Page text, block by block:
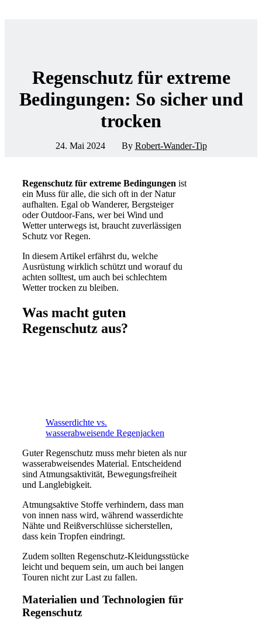
Regenschutz für extreme
Bedingungen: So sicher und
trocken
24. Mai 2024 By Robert-Wander-Tip
Regenschutz für extreme Bedingungen ist
ein Muss für alle, die sich oft in der Natur
aufhalten. Egal ob Wanderer, Bergsteiger
oder Outdoor-Fans, wer bei Wind und
Wetter unterwegs ist, braucht zuverlässigen
Schutz vor Regen.
In diesem Artikel erfährst du, welche
Ausrüstung wirklich schützt und worauf du
achten solltest, um auch bei schlechtem
Wetter trocken zu bleiben.
Was macht guten
Regenschutz aus?
Wasserdichte vs.
wasserabweisende Regenjacken
Guter Regenschutz muss mehr bieten als nur
wasserabweisendes Material. Entscheidend
sind Atmungsaktivität, Bewegungsfreiheit
und Langlebigkeit.
Atmungsaktive Stoffe verhindern, dass man
von innen nass wird, während wasserdichte
Nähte und Reißverschlüsse sicherstellen,
dass kein Tropfen eindringt.
Zudem sollten Regenschutz-Kleidungsstücke
leicht und bequem sein, um auch bei langen
Touren nicht zur Last zu fallen.
Materialien und Technologien für
Regenschutz